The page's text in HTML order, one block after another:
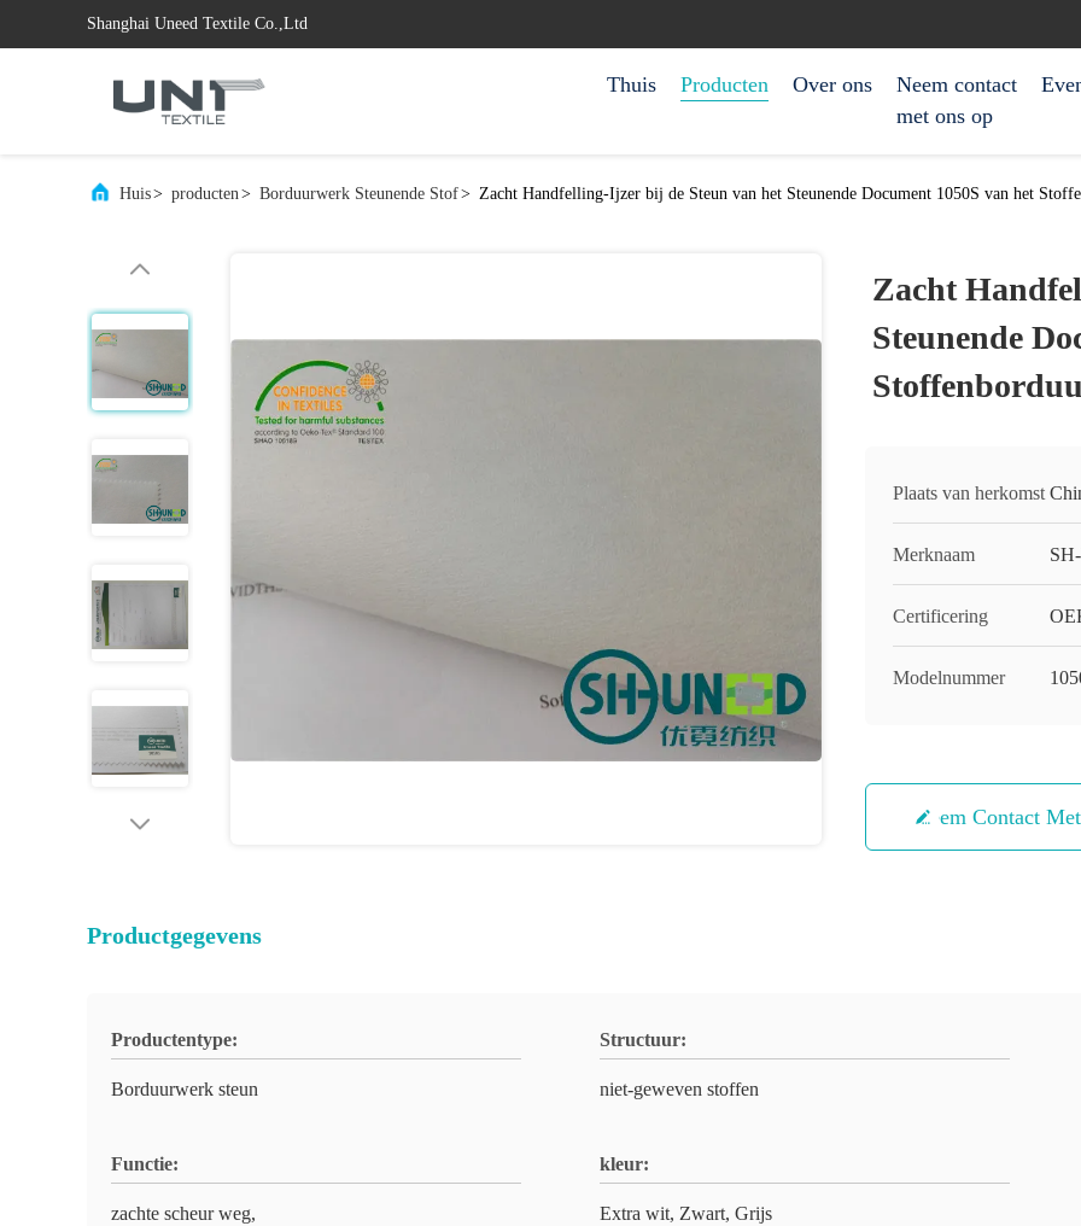
Shanghai Uneed Textile Co.,Ltd
Thuis Producten Over ons
Neem contact
met ons op
Huis> producten> Borduurwerk Steunende Stof> Zacht Handfelling-Ijzer bij de Steun van het Steunende Document 1050S van het
Zacht
Steunende
Plaats van herkomst
Merknaam
Certificering
Modelnummer
Neem Contact Met
Productgegevens
Productentype:
Borduurwerk steun
Structuur:
niet-geweven stoffen
Functie:
zachte scheur weg,
kleur:
Extra wit, Zwart, Grijs